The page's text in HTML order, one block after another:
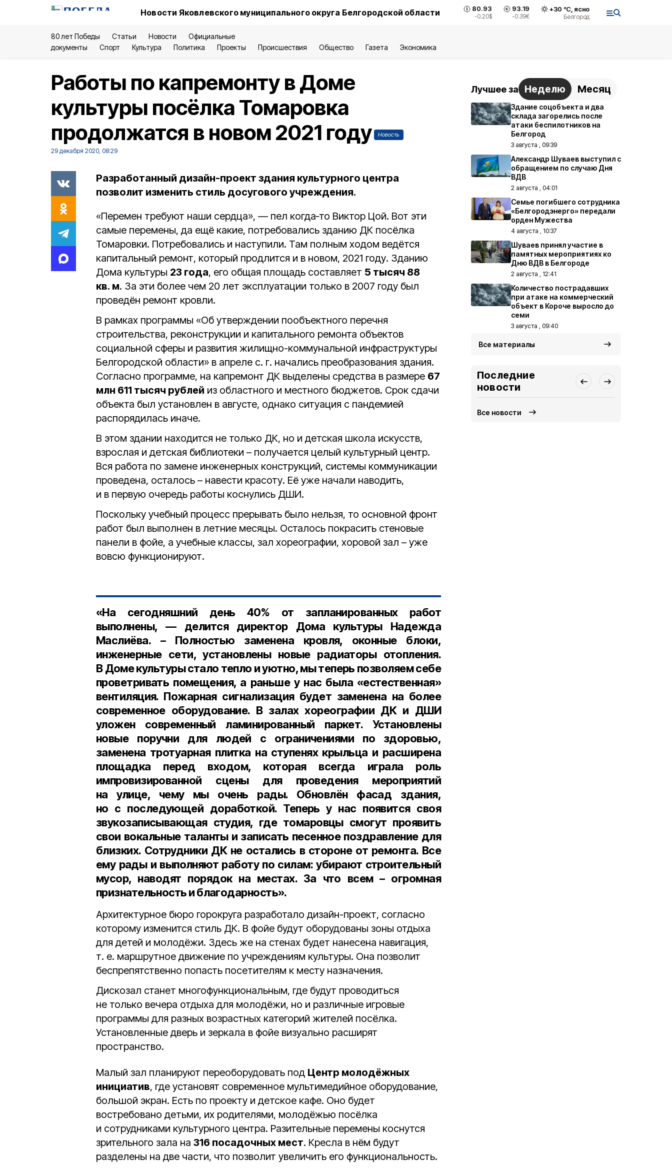
Новости Яковлевского муниципального округа Белгородской области 80.93
-0.20$
93.19
-0.39€
+30 °С, ясно
Белгород
80 лет Победы Статьи Новости
Официальные
документы
Спорт Культура Политика Проекты Происшествия Общество Газета Экономика
Работы по капремонту в Доме
культуры посёлка Томаровка
продолжатся в новом 2021 году
Новость
29 декабря 2020, 08:29
Разработанный дизайн-проект здания культурного центра
позволит изменить стиль досугового учреждения.
«Перемен требуют наши сердца», — пел когда‑то Виктор Цой. Вот эти
самые перемены, да ещё какие, потребовались зданию ДК посёлка
Томаровки. Потребовались и наступили. Там полным ходом ведётся
капитальный ремонт, который продлится и в новом, 2021 году. Зданию
Дома культуры 23 года, его общая площадь составляет 5 тысяч 88
кв. м. За эти более чем 20 лет эксплуатации только в 2007 году был
проведён ремонт кровли.
В рамках программы «Об утверждении пообъектного перечня
строительства, реконструкции и капитального ремонта объектов
социальной сферы и развития жилищно-коммунальной инфраструктуры
Белгородской области» в апреле с. г. начались преобразования здания.
Согласно программе, на капремонт ДК выделены средства в размере 67
млн 611 тысяч рублей из областного и местного бюджетов. Срок сдачи
объекта был установлен в августе, однако ситуация с пандемией
распорядилась иначе.
В этом здании находится не только ДК, но и детская школа искусств,
взрослая и детская библиотеки – получается целый культурный центр.
Вся работа по замене инженерных конструкций, системы коммуникации
проведена, осталось – навести красоту. Её уже начали наводить,
и в первую очередь работы коснулись ДШИ.
Поскольку учебный процесс прерывать было нельзя, то основной фронт
работ был выполнен в летние месяцы. Осталось покрасить стеновые
панели в фойе, а учебные классы, зал хореографии, хоровой зал – уже
вовсю функционируют.
«На сегодняшний день 40% от запланированных работ
выполнены, — делится директор Дома культуры Надежда
Маслиёва. – Полностью заменена кровля, оконные блоки,
инженерные сети, установлены новые радиаторы отопления.
В Доме культуры стало тепло и уютно, мы теперь позволяем себе
проветривать помещения, а раньше у нас была «естественная»
вентиляция. Пожарная сигнализация будет заменена на более
современное оборудование. В залах хореографии ДК и ДШИ
уложен современный ламинированный паркет. Установлены
новые поручни для людей с ограничениями по здоровью,
заменена тротуарная плитка на ступенях крыльца и расширена
площадка перед входом, которая всегда играла роль
импровизированной сцены для проведения мероприятий
на улице, чему мы очень рады. Обновлён фасад здания,
но с последующей доработкой. Теперь у нас появится своя
звукозаписывающая студия, где томаровцы смогут проявить
свои вокальные таланты и записать песенное поздравление для
близких. Сотрудники ДК не остались в стороне от ремонта. Все
ему рады и выполняют работу по силам: убирают строительный
мусор, наводят порядок на местах. За что всем – огромная
признательность и благодарность».
Архитектурное бюро горокруга разработало дизайн-проект, согласно
которому изменится стиль ДК. В фойе будут оборудованы зоны отдыха
для детей и молодёжи. Здесь же на стенах будет нанесена навигация,
т. е. маршрутное движение по учреждениям культуры. Она позволит
беспрепятственно попасть посетителям к месту назначения.
Дискозал станет многофункциональным, где будут проводиться
не только вечера отдыха для молодёжи, но и различные игровые
программы для разных возрастных категорий жителей посёлка.
Установленные дверь и зеркала в фойе визуально расширят
пространство.
Малый зал планируют переоборудовать под Центр молодёжных
инициатив, где установят современное мультимедийное оборудование,
большой экран. Есть по проекту и детское кафе. Оно будет
востребовано детьми, их родителями, молодёжью посёлка
и сотрудниками культурного центра. Разительные перемены коснутся
зрительного зала на 316 посадочных мест. Кресла в нём будут
разделены на две части, что позволит увеличить его функциональность.
Лучшее за Неделю Месяц
Здание соцобъекта и два
склада загорелись после
атаки беспилотников на
Белгород
3 августа , 09:39
Александр Шуваев выступил с
обращением по случаю Дня
ВДВ
2 августа , 04:01
Семье погибшего сотрудника
«Белгородэнерго» передали
орден Мужества
4 августа , 10:37
Шуваев принял участие в
памятных мероприятиях ко
Дню ВДВ в Белгороде
2 августа , 12:41
Количество пострадавших
при атаке на коммерческий
объект в Короче выросло до
семи
3 августа , 09:40
Все материалы
Последние
новости
Все новости